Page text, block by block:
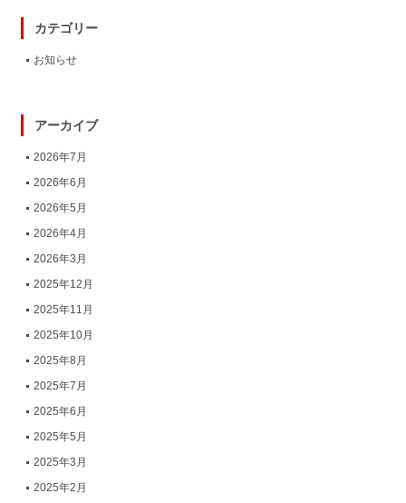
カテゴリー
お知らせ
アーカイブ
2026年7月
2026年6月
2026年5月
2026年4月
2026年3月
2025年12月
2025年11月
2025年10月
2025年8月
2025年7月
2025年6月
2025年5月
2025年3月
2025年2月